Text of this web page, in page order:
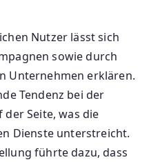
Nutzer lässt sich
sowie durch
Unternehmen erklären.
Tendenz bei der
Seite, was die
Dienste unterstreicht.
führte dazu, dass